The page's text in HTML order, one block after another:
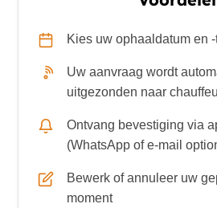
Kies uw ophaaldatum en -
Uw aanvraag wordt
uitgezonden naar
Ontvang bevestiging via
(WhatsApp of e-mail
Bewerk of annuleer uw
moment